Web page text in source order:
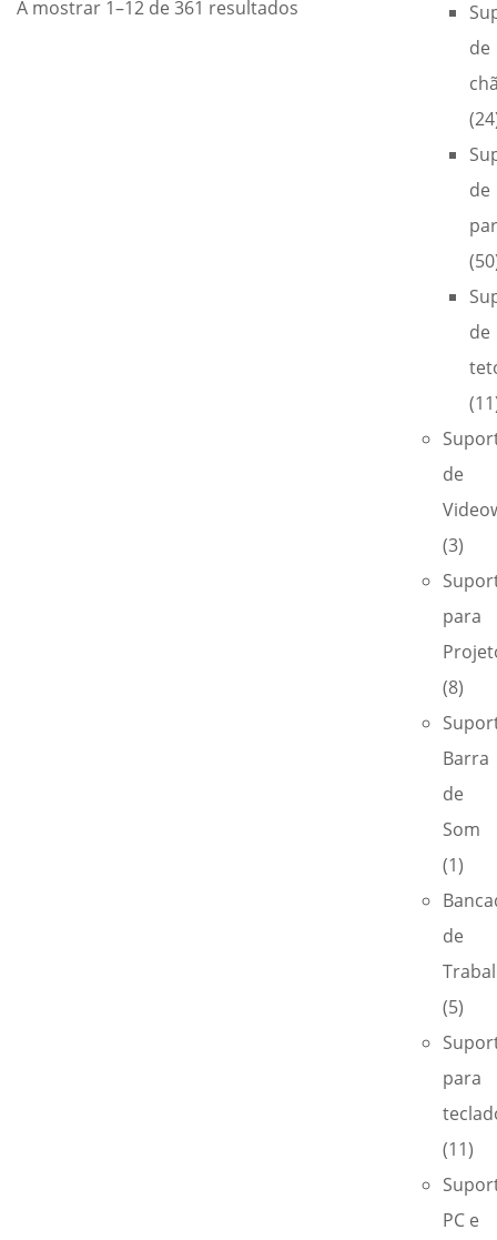
A mostrar 1–12 de 361 resultados
de
de
de
de
(3)
para
(8)
Barra
de
Som
(1)
de
(5)
para
(11)
PC e